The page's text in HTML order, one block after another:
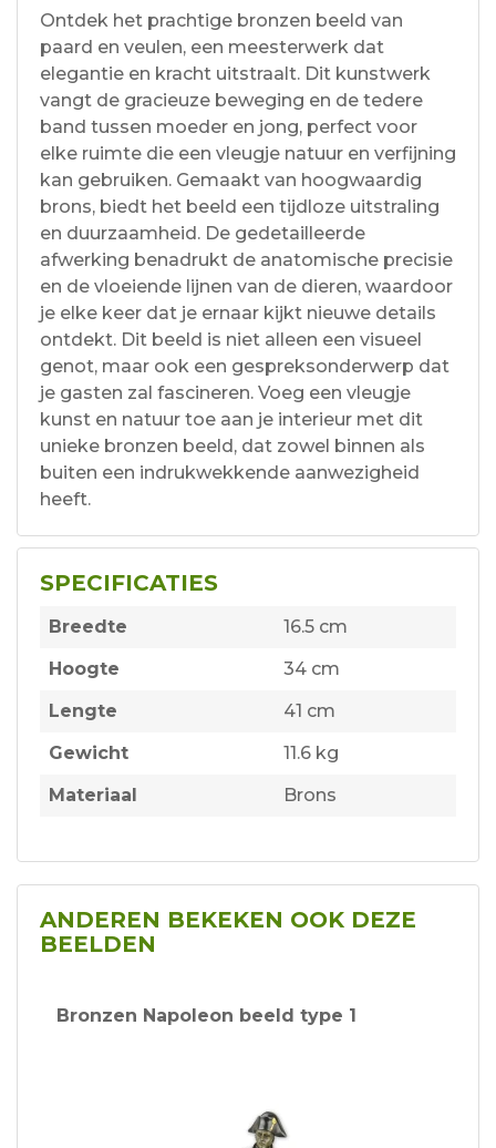
Ontdek het prachtige bronzen beeld van
paard en veulen, een meesterwerk dat
elegantie en kracht uitstraalt. Dit kunstwerk
vangt de gracieuze beweging en de tedere
band tussen moeder en jong, perfect voor
elke ruimte die een vleugje natuur en verfijning
kan gebruiken. Gemaakt van hoogwaardig
brons, biedt het beeld een tijdloze uitstraling
en duurzaamheid. De gedetailleerde
afwerking benadrukt de anatomische precisie
en de vloeiende lijnen van de dieren, waardoor
je elke keer dat je ernaar kijkt nieuwe details
ontdekt. Dit beeld is niet alleen een visueel
genot, maar ook een gespreksonderwerp dat
je gasten zal fascineren. Voeg een vleugje
kunst en natuur toe aan je interieur met dit
unieke bronzen beeld, dat zowel binnen als
buiten een indrukwekkende aanwezigheid
heeft.
SPECIFICATIES
Breedte
16.5 cm
Hoogte
34 cm
Lengte
41 cm
Gewicht
11.6 kg
Materiaal
Brons
ANDEREN BEKEKEN OOK DEZE
BEELDEN
Bronzen Napoleon beeld type 1